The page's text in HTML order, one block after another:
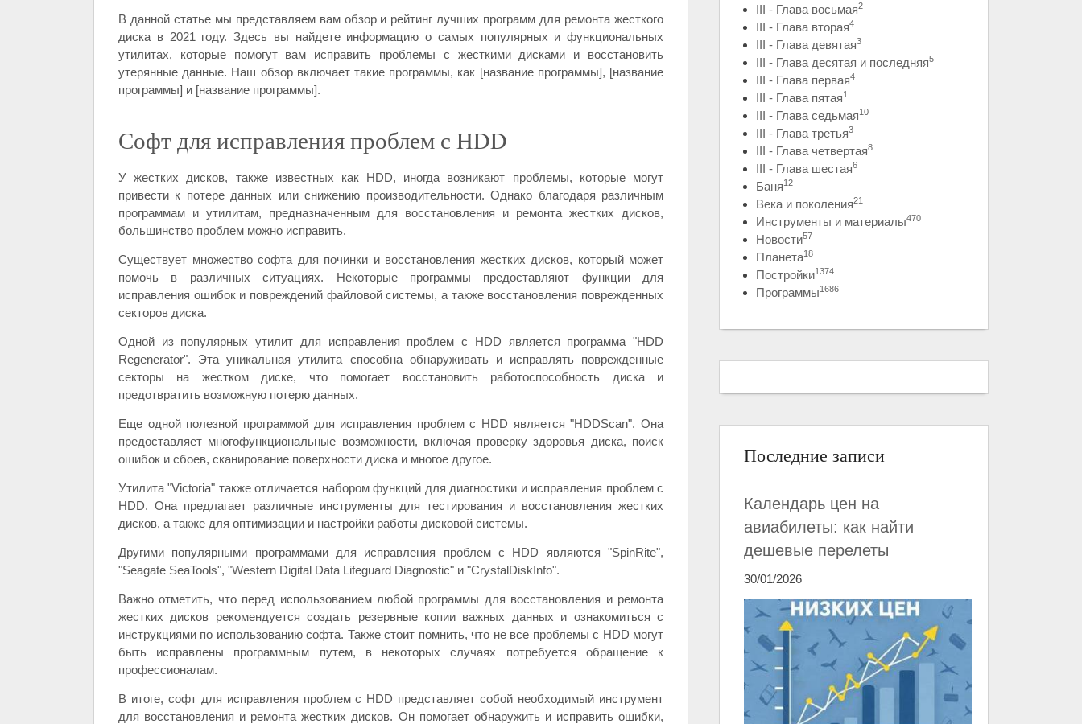
В данной статье мы представляем вам обзор и рейтинг лучших программ для ремонта жесткого
диска в 2021 году. Здесь вы найдете информацию о самых популярных и функциональных
утилитах, которые помогут вам исправить проблемы с жесткими дисками и восстановить
утерянные данные. Наш обзор включает такие программы, как [название программы], [название
программы] и [название программы].
Софт для исправления проблем с HDD
У жестких дисков, также известных как HDD, иногда возникают проблемы, которые могут
привести к потере данных или снижению производительности. Однако благодаря различным
программам и утилитам, предназначенным для восстановления и ремонта жестких дисков,
большинство проблем можно исправить.
Существует множество софта для починки и восстановления жестких дисков, который может
помочь в различных ситуациях. Некоторые программы предоставляют функции для
исправления ошибок и повреждений файловой системы, а также восстановления поврежденных
секторов диска.
Одной из популярных утилит для исправления проблем с HDD является программа "HDD
Regenerator". Эта уникальная утилита способна обнаруживать и исправлять поврежденные
секторы на жестком диске, что помогает восстановить работоспособность диска и
предотвратить возможную потерю данных.
Еще одной полезной программой для исправления проблем с HDD является "HDDScan". Она
предоставляет многофункциональные возможности, включая проверку здоровья диска, поиск
ошибок и сбоев, сканирование поверхности диска и многое другое.
Утилита "Victoria" также отличается набором функций для диагностики и исправления проблем с
HDD. Она предлагает различные инструменты для тестирования и восстановления жестких
дисков, а также для оптимизации и настройки работы дисковой системы.
Другими популярными программами для исправления проблем с HDD являются "SpinRite",
"Seagate SeaTools", "Western Digital Data Lifeguard Diagnostic" и "CrystalDiskInfo".
Важно отметить, что перед использованием любой программы для восстановления и ремонта
жестких дисков рекомендуется создать резервные копии важных данных и ознакомиться с
инструкциями по использованию софта. Также стоит помнить, что не все проблемы с HDD могут
быть исправлены программным путем, в некоторых случаях потребуется обращение к
профессионалам.
В итоге, софт для исправления проблем с HDD представляет собой необходимый инструмент
для восстановления и ремонта жестких дисков. Он помогает обнаружить и исправить ошибки,
III - Глава восьмая2
III - Глава вторая4
III - Глава девятая3
III - Глава десятая и последняя5
III - Глава первая4
III - Глава пятая1
III - Глава седьмая10
III - Глава третья3
III - Глава четвертая8
III - Глава шестая6
Баня12
Века и поколения21
Инструменты и материалы470
Новости57
Планета18
Постройки1374
Программы1686
Последние записи
Календарь цен на
авиабилеты: как найти
дешевые перелеты
30/01/2026